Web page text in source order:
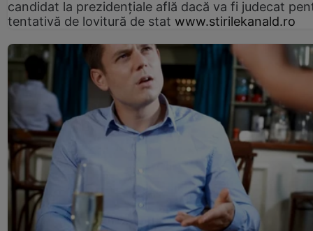
candidat la prezidențiale află dacă va fi judecat
tentativă de lovitură de stat www.stirilekanald.ro